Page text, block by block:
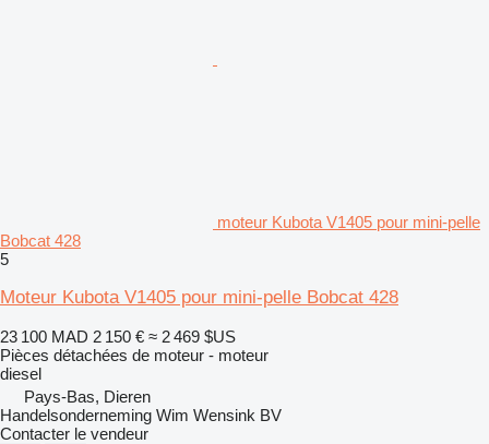
moteur Kubota V1405 pour mini-pelle
Bobcat 428
5
Moteur Kubota V1405 pour mini-pelle Bobcat 428
23 100 MAD 2 150 € ≈ 2 469 $US
Pièces détachées de moteur - moteur
diesel
Pays-Bas, Dieren
Handelsonderneming Wim Wensink BV
Contacter le vendeur